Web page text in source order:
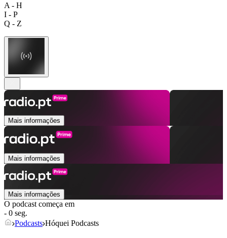
A - H
I - P
Q - Z
Mais informações
Mais informações
Mais informações
O podcast começa em
- 0 seg.
Podcasts Hóquei Podcasts